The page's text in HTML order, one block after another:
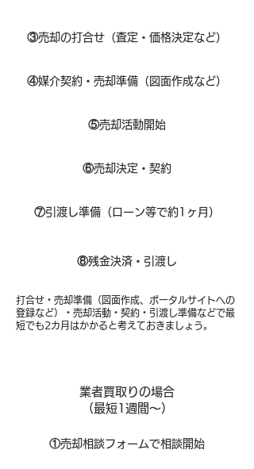
③売却の打合せ（査定・価格決定など）
④媒介契約・売却準備（図面作成など）
⑤売却活動開始
⑥売却決定・契約
⑦引渡し準備（ローン等で約1ヶ月）
打合せ・売却準備（図面作成、ポータルサイトへの
登録など）・売却活動・契約・引渡し準備などで最
短でも2カ月はかかると考えておきましょう。
⑧​残金決済・引渡し
業者買取りの場合
（​最短1週間～）
①​売却相談フォームで相談開始